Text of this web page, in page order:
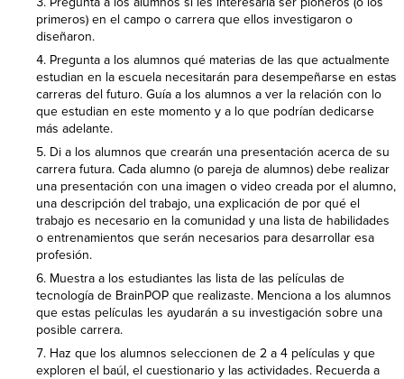
primeros) en el campo o carrera que ellos investigaron o
diseñaron.
Pregunta a los alumnos qué materias de las que actualmente
estudian en la escuela necesitarán para desempeñarse en estas
carreras del futuro. Guía a los alumnos a ver la relación con lo
que estudian en este momento y a lo que podrían dedicarse
más adelante.
Di a los alumnos que crearán una presentación acerca de su
carrera futura. Cada alumno (o pareja de alumnos) debe realizar
una presentación con una imagen o video creada por el alumno,
una descripción del trabajo, una explicación de por qué el
trabajo es necesario en la comunidad y una lista de habilidades
o entrenamientos que serán necesarios para desarrollar esa
profesión.
Muestra a los estudiantes las lista de las películas de
tecnología de BrainPOP que realizaste. Menciona a los alumnos
que estas películas les ayudarán a su investigación sobre una
posible carrera.
Haz que los alumnos seleccionen de 2 a 4 películas y que
exploren el baúl, el cuestionario y las actividades. Recuerda a